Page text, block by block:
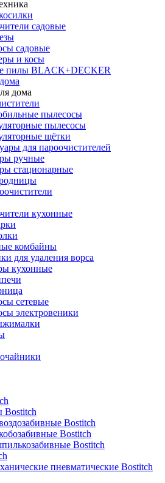
садовые
садовые
и косы
пилы BLACK+DECKER
дома
пылесосы
пылесосы
щётки
для пароочистителей
ручные
стационарные
кухонные
комбайны
для удаления ворса
кухонные
сетевые
электровеники
Bostitch
Bostitch
Bostitch
Bostitch
пневматические Bostitch